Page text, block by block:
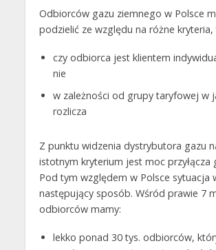
Odbiorców gazu ziemnego w Polsce
podzielić ze względu na różne kryteria,
czy odbiorca jest klientem
nie
w zależności od grupy taryfowej w
rozlicza
Z punktu widzenia dystrybutora gazu
istotnym kryterium jest moc przyłącza
Pod tym względem w Polsce sytuacja
następujący sposób. Wśród prawie 7
odbiorców mamy:
lekko ponad 30 tys. odbiorców,